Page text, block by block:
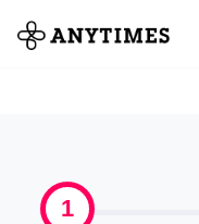
全て
1